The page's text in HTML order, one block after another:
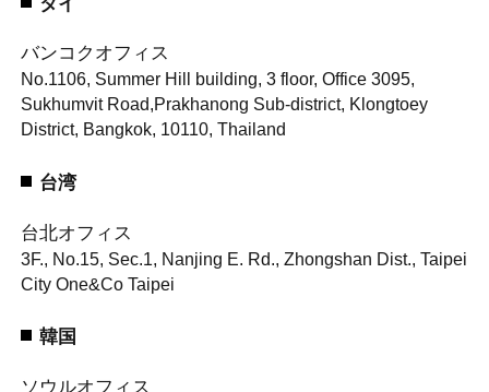
バンコクオフィス
No.1106, Summer Hill building, 3 floor, Office 3095,
Sukhumvit Road,Prakhanong Sub-district, Klongtoey
District, Bangkok, 10110, Thailand
台湾
台北オフィス
3F., No.15, Sec.1, Nanjing E. Rd., Zhongshan Dist., Taipei
City One&Co Taipei
韓国
ソウルオフィス